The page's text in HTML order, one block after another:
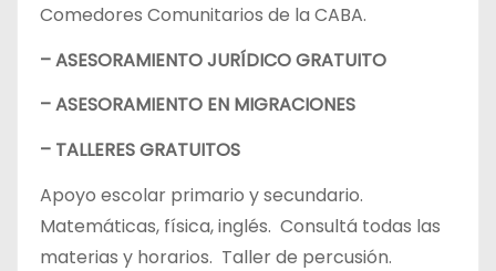
Comedores Comunitarios de la CABA.
– ASESORAMIENTO JURÍDICO GRATUITO
– ASESORAMIENTO EN MIGRACIONES
– TALLERES GRATUITOS
Apoyo escolar primario y secundario.
Matemáticas, física, inglés. Consultá todas las
materias y horarios. Taller de percusión.